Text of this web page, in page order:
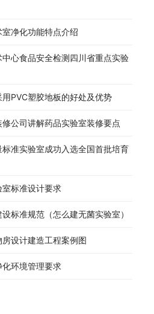
净化功能特点介绍
中心食品安全检测四川省重点实验
PVC塑胶地板的好处及优势
公司讲解药品实验室装修要点
准实验室成功入选全国首批培育
标准设计要求
标准规范（怎么建无菌实验室）
设计建造工程案例图
化环境管理要求